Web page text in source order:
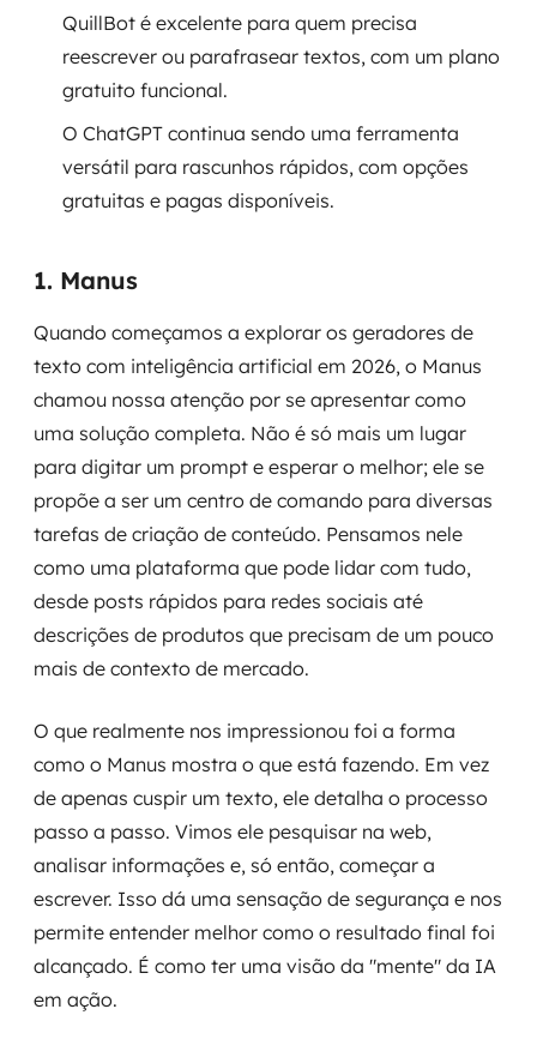
SRE / DevOps
Monitoramento 24x7
Suporte a banco de dados
FinOps
Escalar com segurança
DevSecOps
MSS
Consultoria de segurança
Simulação de Phishing
QuillBot é excelente para quem precisa
reescrever ou parafrasear textos, com um plano
gratuito funcional.
O ChatGPT continua sendo uma ferramenta
versátil para rascunhos rápidos, com opções
gratuitas e pagas disponíveis.
1. Manus
Quando começamos a explorar os geradores de
texto com inteligência artificial em 2026, o Manus
chamou nossa atenção por se apresentar como
uma solução completa. Não é só mais um lugar
para digitar um prompt e esperar o melhor; ele se
propõe a ser um centro de comando para diversas
tarefas de criação de conteúdo. Pensamos nele
como uma plataforma que pode lidar com tudo,
desde posts rápidos para redes sociais até
descrições de produtos que precisam de um pouco
mais de contexto de mercado.
O que realmente nos impressionou foi a forma
como o Manus mostra o que está fazendo. Em vez
de apenas cuspir um texto, ele detalha o processo
passo a passo. Vimos ele pesquisar na web,
analisar informações e, só então, começar a
escrever. Isso dá uma sensação de segurança e nos
permite entender melhor como o resultado final foi
alcançado. É como ter uma visão da "mente" da IA
em ação.